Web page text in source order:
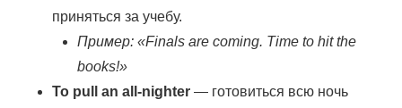
приняться за учебу.
Пример: «Finals are coming. Time to hit the
books!»
To pull an all-nighter — готовиться всю ночь